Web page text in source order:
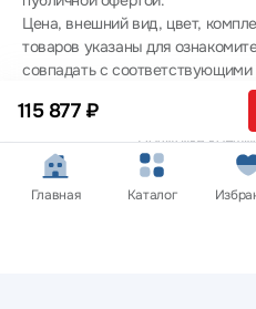
115 877 ₽
Цена, внешний вид, цвет,
товаров указаны для
совпадать с
товаров - уточняйте
оформлении заказа.
Политика
© 2012 — 2026
Главная Каталог